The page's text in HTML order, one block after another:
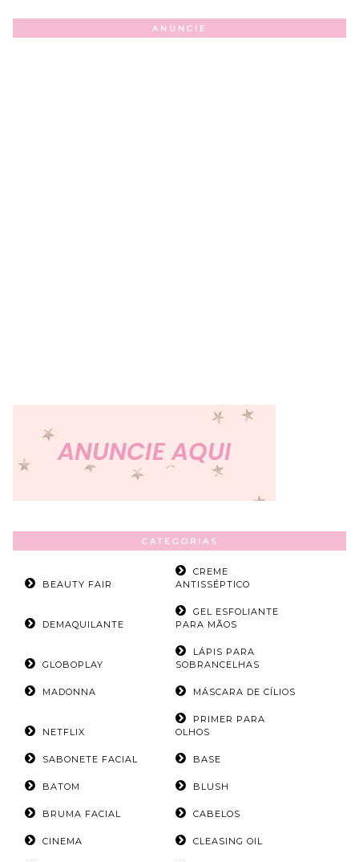
ANUNCIE
CATEGORIAS
BEAUTY FAIR
CREME
ANTISSÉPTICO
DEMAQUILANTE
GEL ESFOLIANTE
PARA MÃOS
GLOBOPLAY
LÁPIS PARA
SOBRANCELHAS
MADONNA MÁSCARA DE CÍLIOS
NETFLIX
PRIMER PARA
OLHOS
SABONETE FACIAL BASE
BATOM BLUSH
BRUMA FACIAL CABELOS
CINEMA CLEASING OIL